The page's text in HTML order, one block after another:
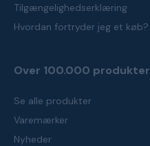
Tilgængelighedserklæring
Hvordan fortryder jeg et køb?
Over 100.000 produkter
Se alle produkter
Varemærker
Nyheder